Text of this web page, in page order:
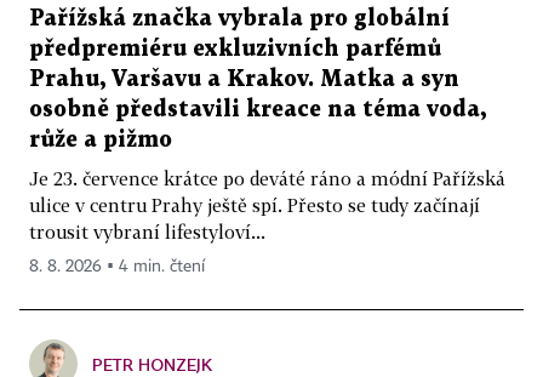
Pařížská značka vybrala pro globální
předpremiéru exkluzivních parfémů
Prahu, Varšavu a Krakov. Matka a syn
osobně představili kreace na téma voda,
růže a pižmo
Je 23. července krátce po deváté ráno a módní Pařížská
ulice v centru Prahy ještě spí. Přesto se tudy začínají
trousit vybraní lifestyloví...
8. 8. 2026 ▪ 4 min. čtení
PETR HONZEJK